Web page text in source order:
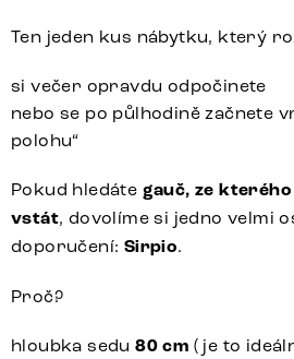
Ten jeden kus nábytku, který
si večer opravdu odpočinete
nebo se po půlhodině začnete
polohu“
Pokud hledáte gauč, ze
vstát, dovolíme si jedno velmi
doporučení: Sirpio.
Proč?
hloubka sedu80 cm ( je to